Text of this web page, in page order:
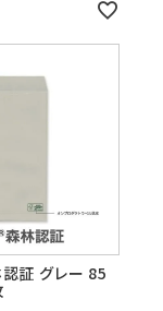
証 グレー 85